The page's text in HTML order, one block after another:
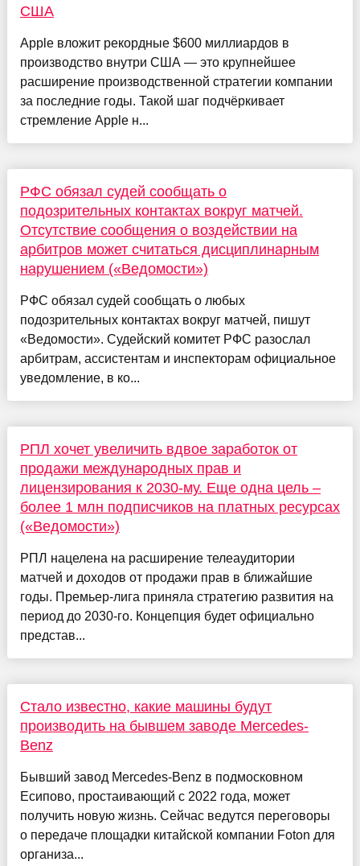
США
Apple вложит рекордные $600 миллиардов в
производство внутри США — это крупнейшее
расширение производственной стратегии компании
за последние годы. Такой шаг подчёркивает
стремление Apple н...
РФС обязал судей сообщать о
подозрительных контактах вокруг матчей.
Отсутствие сообщения о воздействии на
арбитров может считаться дисциплинарным
нарушением («Ведомости»)
РФС обязал судей сообщать о любых
подозрительных контактах вокруг матчей, пишут
«Ведомости». Судейский комитет РФС разослал
арбитрам, ассистентам и инспекторам официальное
уведомление, в ко...
РПЛ хочет увеличить вдвое заработок от
продажи международных прав и
лицензирования к 2030-му. Еще одна цель –
более 1 млн подписчиков на платных ресурсах
(«Ведомости»)
РПЛ нацелена на расширение телеаудитории
матчей и доходов от продажи прав в ближайшие
годы. Премьер-лига приняла стратегию развития на
период до 2030-го. Концепция будет официально
представ...
Стало известно, какие машины будут
производить на бывшем заводе Mercedes-
Benz
Бывший завод Mercedes-Benz в подмосковном
Есипово, простаивающий с 2022 года, может
получить новую жизнь. Сейчас ведутся переговоры
о передаче площадки китайской компании Foton для
организа...